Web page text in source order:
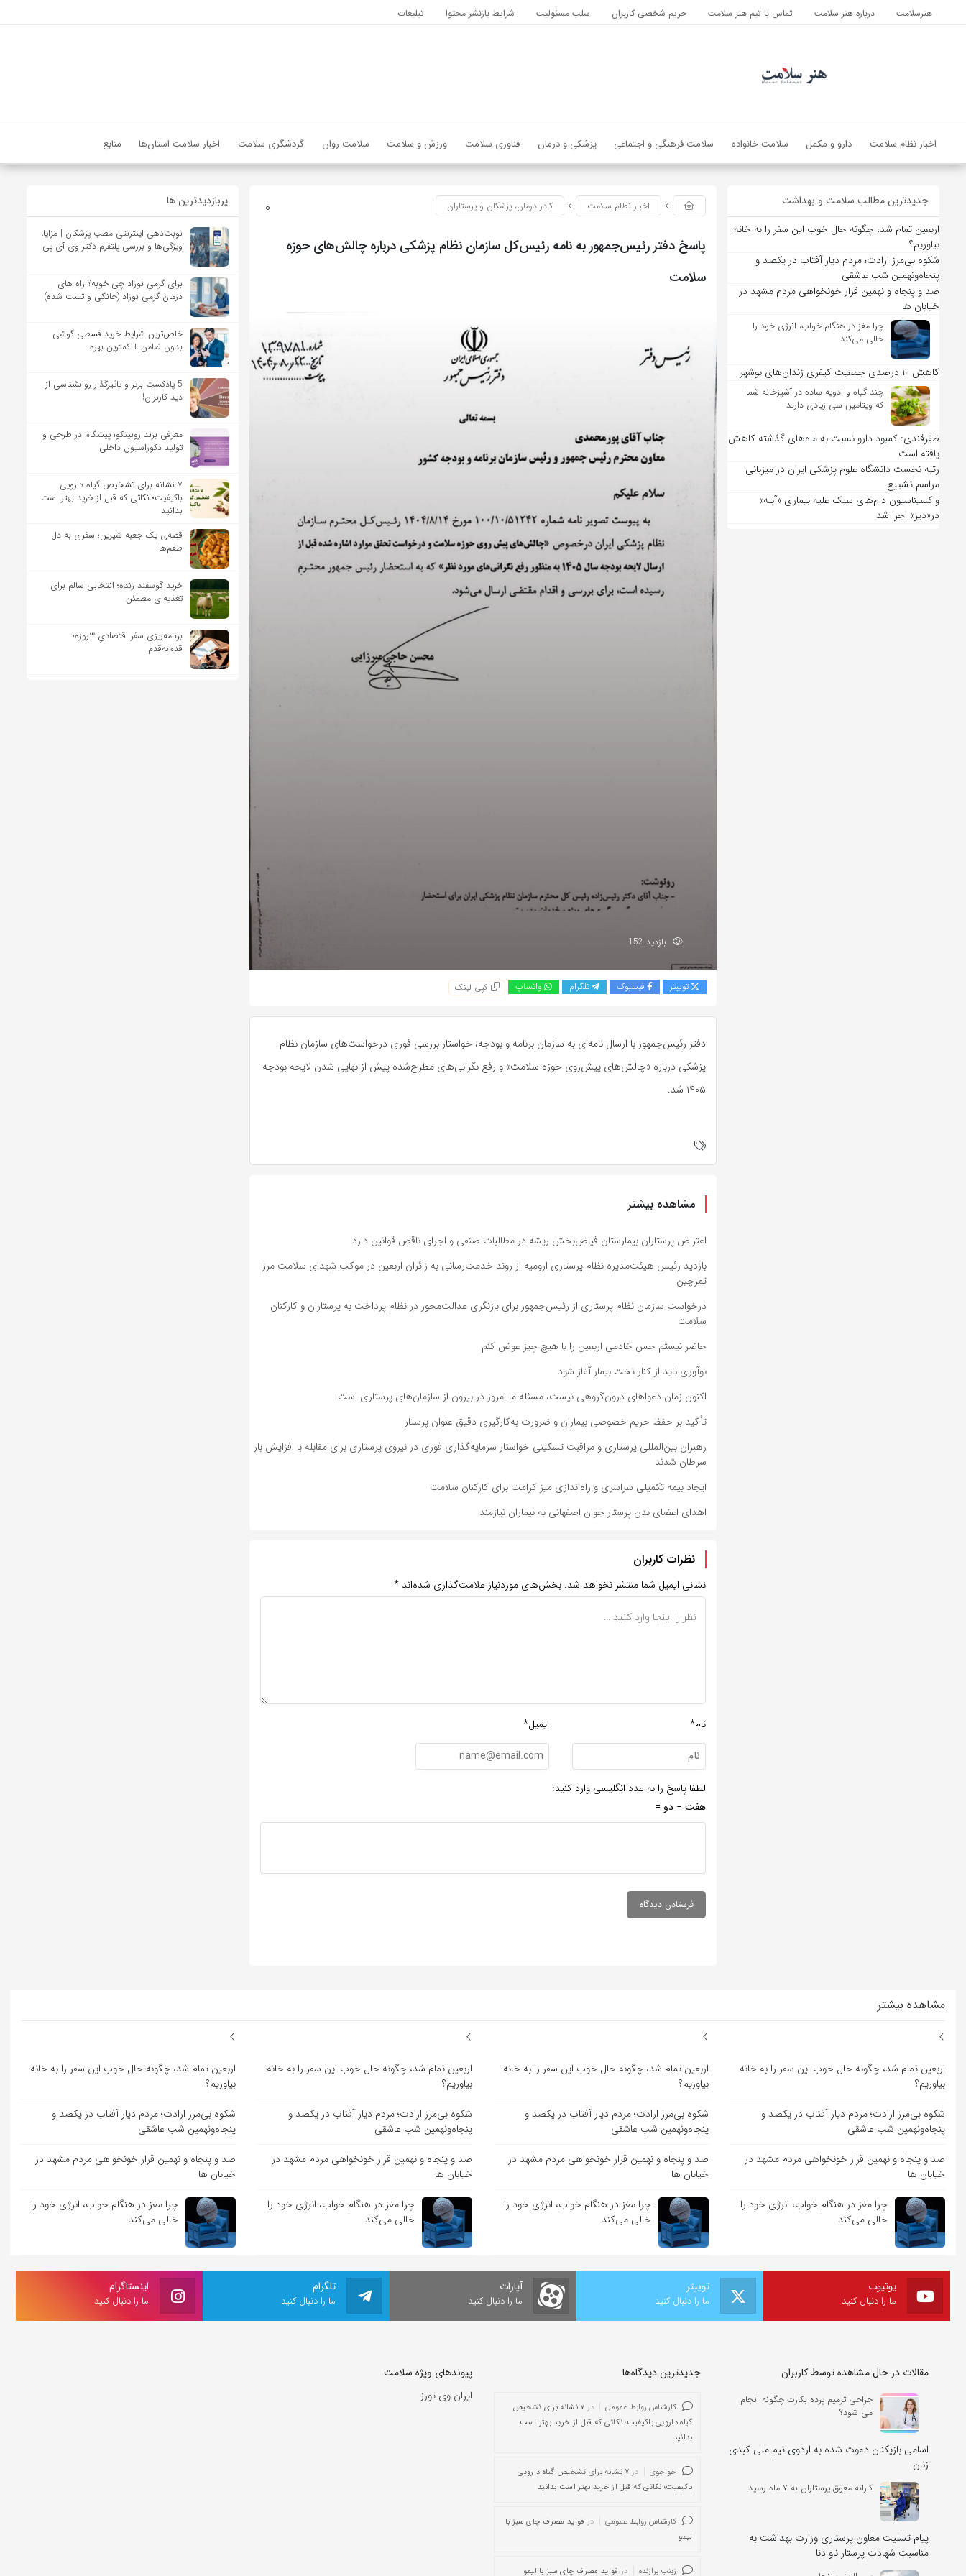
هنرسلامت درباره هنر سلامت تماس با تیم هنر سلامت حریم شخصی کاربران سلب مسئولیت شرایط بازنشر محتوا تبلیغات
اخبار نظام سلامت دارو و مکمل سلامت خانواده سلامت فرهنگی و اجتماعی پزشکی و درمان فناوری سلامت ورزش و سلامت سلامت روان گردشگری سلامت اخبار سلامت استان‌ها منابع
جدیدترین مطالب سلامت و بهداشت
اربعین تمام شد، چگونه حال خوب این سفر را به خانه
بیاوریم؟
شکوه بی‌مرز ارادت؛ مردم دیار آفتاب در یکصد و
پنجاه‌ونهمین شب عاشقی
صد و پنجاه و نهمین قرار خونخواهی مردم مشهد در
خیابان ها
چرا مغز در هنگام خواب، انرژی خود را
خالی می‌کند
کاهش ۱۰ درصدی جمعیت کیفری زندان‌های بوشهر
چند گیاه و ادویه ساده در آشپزخانه شما
که ویتامین سی زیادی دارند
ظفرقندی: کمبود دارو نسبت به ماه‌های گذشته کاهش
یافته است
رتبه نخست دانشگاه علوم پزشکی ایران در میزبانی
مراسم تشییع
واکسیناسیون دام‌های سبک علیه بیماری «آبله»
در«دیر» اجرا شد
0 اخبار نظام سلامت کادر درمان، پزشکان و پرستاران
پاسخ دفتر رئیس‌جمهور به نامه رئیس‌کل سازمان نظام پزشکی درباره چالش‌های حوزه
سلامت
بازدید 152
توییتر فیسبوک تلگرام واتساپ کپی لینک
دفتر رئیس‌جمهور با ارسال نامه‌ای به سازمان برنامه و بودجه، خواستار بررسی فوری درخواست‌های سازمان نظام
پزشکی درباره «چالش‌های پیش‌روی حوزه سلامت» و رفع نگرانی‌های مطرح‌شده پیش از نهایی شدن لایحه بودجه
۱۴۰۵ شد.
مشاهده بیشتر
اعتراض پرستاران بیمارستان فیاض‌بخش ریشه در مطالبات صنفی و اجرای ناقص قوانین دارد
بازدید رئیس هیئت‌مدیره نظام پرستاری ارومیه از روند خدمت‌رسانی به زائران اربعین در موکب شهدای سلامت مرز
تمرچین
درخواست سازمان نظام پرستاری از رئیس‌جمهور برای بازنگری عدالت‌محور در نظام پرداخت به پرستاران و کارکنان
سلامت
حاضر نیستم حس خادمی اربعین را با هیچ چیز عوض کنم
نوآوری باید از کنار تخت بیمار آغاز شود
اکنون زمان دعواهای درون‌گروهی نیست، مسئله ما امروز در بیرون از سازمان‌های پرستاری است
تأکید بر حفظ حریم خصوصی بیماران و ضرورت به‌کارگیری دقیق عنوان پرستار
رهبران بین‌المللی پرستاری و مراقبت تسکینی خواستار سرمایه‌گذاری فوری در نیروی پرستاری برای مقابله با افزایش بار
سرطان شدند
ایجاد بیمه تکمیلی سراسری و راه‌اندازی میز کرامت برای کارکنان سلامت
اهدای اعضای بدن پرستار جوان اصفهانی به بیماران نیازمند
نظرات کاربران
نشانی ایمیل شما منتشر نخواهد شد. بخش‌های موردنیاز علامت‌گذاری شده‌اند *
نام* ایمیل*
لطفا پاسخ را به عدد انگلیسی وارد کنید:
هفت − دو =
پربازدیدترین ها
نوبت‌دهی اینترنتی مطب پزشکان | مزایا،
ویژگی‌ها و بررسی پلتفرم دکتر وی آی پی
برای گرمی نوزاد چی خوبه؟ راه های
درمان گرمی نوزاد (خانگی و تست شده)
خاص‌ترین شرایط خرید قسطی گوشی
بدون ضامن + کمترین بهره
5 پادکست برتر و تاثیرگذار روانشناسی از
دید کاربران!
معرفی برند روبینکو؛ پیشگام در طرحی و
تولید دکوراسیون داخلی
۷ نشانه برای تشخیص گیاه دارویی
باکیفیت؛ نکاتی که قبل از خرید بهتر است
بدانید
قصه‌ی یک جعبه شیرین؛ سفری به دل
طعم‌ها
خرید گوسفند زنده؛ انتخابی سالم برای
تغذیه‌ای مطمئن
برنامه‌ریزی سفر اقتصادیِ ۳روزه؛
قدم‌به‌قدم
مشاهده بیشتر
اربعین تمام شد، چگونه حال خوب این سفر را به خانه
بیاوریم؟
شکوه بی‌مرز ارادت؛ مردم دیار آفتاب در یکصد و
پنجاه‌ونهمین شب عاشقی
صد و پنجاه و نهمین قرار خونخواهی مردم مشهد در
خیابان ها
چرا مغز در هنگام خواب، انرژی خود را
خالی می‌کند
اربعین تمام شد، چگونه حال خوب این سفر را به خانه
بیاوریم؟
شکوه بی‌مرز ارادت؛ مردم دیار آفتاب در یکصد و
پنجاه‌ونهمین شب عاشقی
صد و پنجاه و نهمین قرار خونخواهی مردم مشهد در
خیابان ها
چرا مغز در هنگام خواب، انرژی خود را
خالی می‌کند
اربعین تمام شد، چگونه حال خوب این سفر را به خانه
بیاوریم؟
شکوه بی‌مرز ارادت؛ مردم دیار آفتاب در یکصد و
پنجاه‌ونهمین شب عاشقی
صد و پنجاه و نهمین قرار خونخواهی مردم مشهد در
خیابان ها
چرا مغز در هنگام خواب، انرژی خود را
خالی می‌کند
اربعین تمام شد، چگونه حال خوب این سفر را به خانه
بیاوریم؟
شکوه بی‌مرز ارادت؛ مردم دیار آفتاب در یکصد و
پنجاه‌ونهمین شب عاشقی
صد و پنجاه و نهمین قرار خونخواهی مردم مشهد در
خیابان ها
چرا مغز در هنگام خواب، انرژی خود را
خالی می‌کند
اینستاگرام
ما را دنبال کنید
تلگرام
ما را دنبال کنید
آپارات
ما را دنبال کنید
توییتر
ما را دنبال کنید
یوتیوب
ما را دنبال کنید
مقالات در حال مشاهده توسط کاربران
جراحی ترمیم پرده بکارت چگونه انجام
می شود؟
اسامی بازیکنان دعوت شده به اردوی تیم ملی کبدی
زنان
کارانه معوق پرستاران به ۷ ماه رسید
پیام تسلیت معاون پرستاری وزارت بهداشت به
مناسبت شهادت پرستار ناو دنا
جدیدترین دیدگاه‌‌ها
کارشناس روابط عمومی در
۷ نشانه برای تشخیص
گیاه دارویی باکیفیت؛ نکاتی که قبل از خرید بهتر است
بدانید
خواجوی در
۷ نشانه برای تشخیص گیاه دارویی
باکیفیت؛ نکاتی که قبل از خرید بهتر است بدانید
کارشناس روابط عمومی در فواید مصرف چای سبز با
لیمو
زینب برازنده در فواید مصرف چای سبز با لیمو
پیوندهای ویژه سلامت
ایران وی تورز